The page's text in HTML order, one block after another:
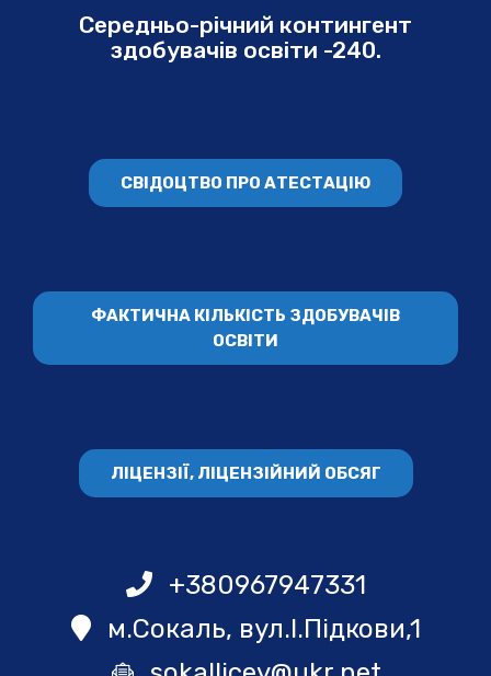
Середньо-річний контингент
здобувачів освіти -240.
СВІДОЦТВО ПРО АТЕСТАЦІЮ
ФАКТИЧНА КІЛЬКІСТЬ ЗДОБУВАЧІВ
ОСВІТИ
ЛІЦЕНЗІЇ, ЛІЦЕНЗІЙНИЙ ОБСЯГ
+380967947331
м.Сокаль, вул.І.Підкови,1